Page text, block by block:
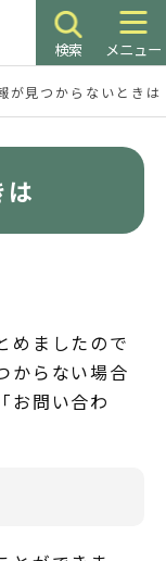
検索 メニュー
が見つからないときは
めましたので
からない場合
お問い合わ